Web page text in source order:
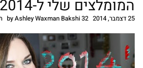
המומלצים שלי ל-2014!
25 דצמבר, 2014 byAshley Waxman Bakshi32 תגובות